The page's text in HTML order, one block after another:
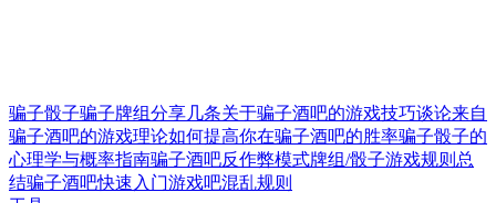
骗子骰子骗子牌组分享几条关于骗子酒吧的游戏技巧谈论来自
骗子酒吧的游戏理论如何提高你在骗子酒吧的胜率骗子骰子的
心理学与概率指南骗子酒吧反作弊模式牌组/骰子游戏规则总
结骗子酒吧快速入门游戏吧混乱规则